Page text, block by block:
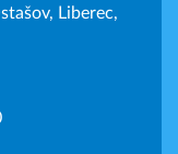
Liberec,